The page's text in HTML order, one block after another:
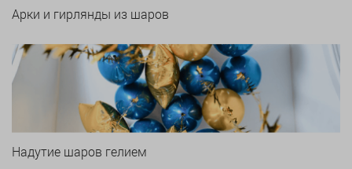
Арки и гирлянды из шаров
Надутие шаров гелием